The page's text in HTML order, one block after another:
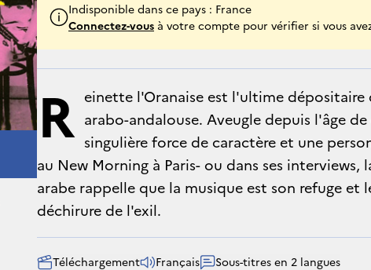
Indisponible dans ce pays : France
Connectez-vous à votre compte pour vérifier si vous
R einette l'Oranaise est l'ultime
arabo-andalouse. Aveugle depuis l'âge
singulière force de caractère et une
au New Morning à Paris- ou dans ses
arabe rappelle que la musique est son refuge et
déchirure de l'exil.
Téléchargement Français Sous-titres en 2 langues